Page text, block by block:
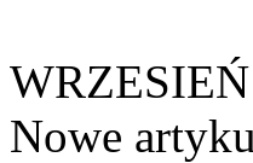
WRZESIEŃ
Nowe